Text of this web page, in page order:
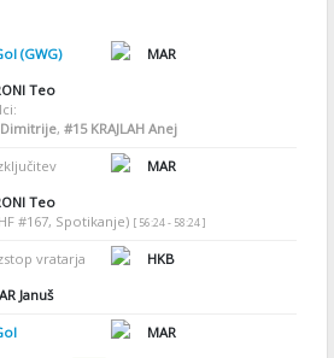
(GWG)
MAR
Teo
, #15KRAJLAH Anej
MAR
Teo
#167, Spotikanje) [ 56:24 - 58:24 ]
vratarja
HKB
Januš
MAR